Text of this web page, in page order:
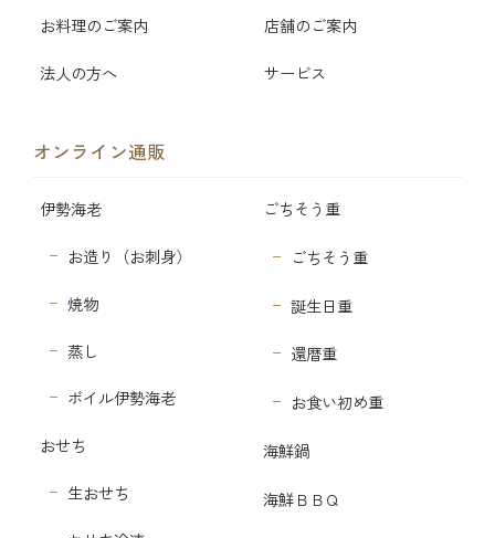
お料理のご案内 店舗のご案内
法人の方へ サービス
オンライン通販
伊勢海老
お造り（お刺身）
焼物
蒸し
ボイル伊勢海老
おせち
生おせち
ごちそう重
ごちそう重
誕生日重
還暦重
お食い初め重
海鮮鍋
海鮮ＢＢＱ